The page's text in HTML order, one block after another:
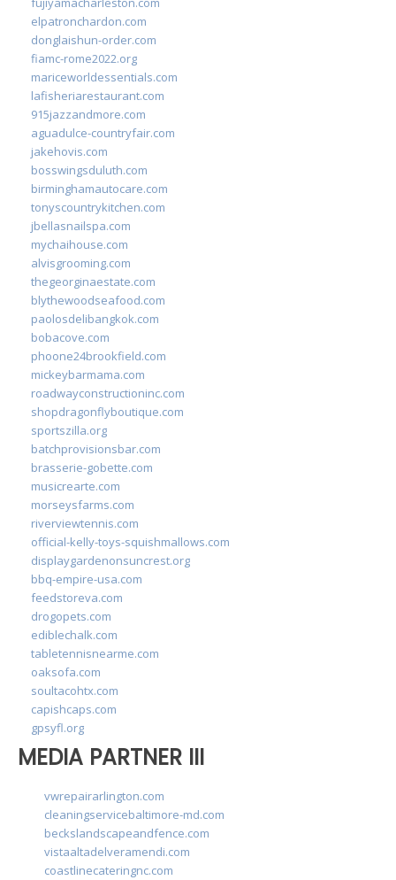
elpatronchardon.com
donglaishun-order.com
fiamc-rome2022.org
mariceworldessentials.com
lafisheriarestaurant.com
915jazzandmore.com
aguadulce-countryfair.com
jakehovis.com
bosswingsduluth.com
birminghamautocare.com
tonyscountrykitchen.com
jbellasnailspa.com
mychaihouse.com
alvisgrooming.com
thegeorginaestate.com
blythewoodseafood.com
paolosdelibangkok.com
bobacove.com
phoone24brookfield.com
mickeybarmama.com
roadwayconstructioninc.com
shopdragonflyboutique.com
sportszilla.org
batchprovisionsbar.com
brasserie-gobette.com
musicrearte.com
morseysfarms.com
riverviewtennis.com
official-kelly-toys-squishmallows.com
displaygardenonsuncrest.org
bbq-empire-usa.com
feedstoreva.com
drogopets.com
ediblechalk.com
tabletennisnearme.com
oaksofa.com
soultacohtx.com
capishcaps.com
gpsyfl.org
MEDIA PARTNER III
vwrepairarlington.com
cleaningservicebaltimore-md.com
beckslandscapeandfence.com
vistaaltadelveramendi.com
coastlinecateringnc.com